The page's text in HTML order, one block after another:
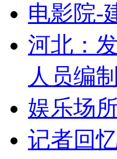
电影院-
河北：
人员编制
娱乐场
记者回